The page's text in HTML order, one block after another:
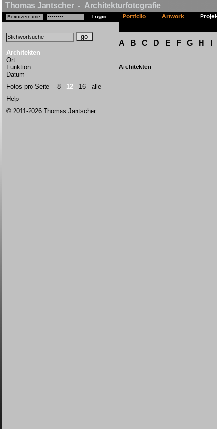
Thomas Jantscher - Architekturfotografie
Architekten
Ort
Funktion
Datum
Fotos pro Seite 8 12 16
alle
Help
© 2011-2026 Thomas Jantscher
Portfolio Artwork
A B C D E F G H
Architekten